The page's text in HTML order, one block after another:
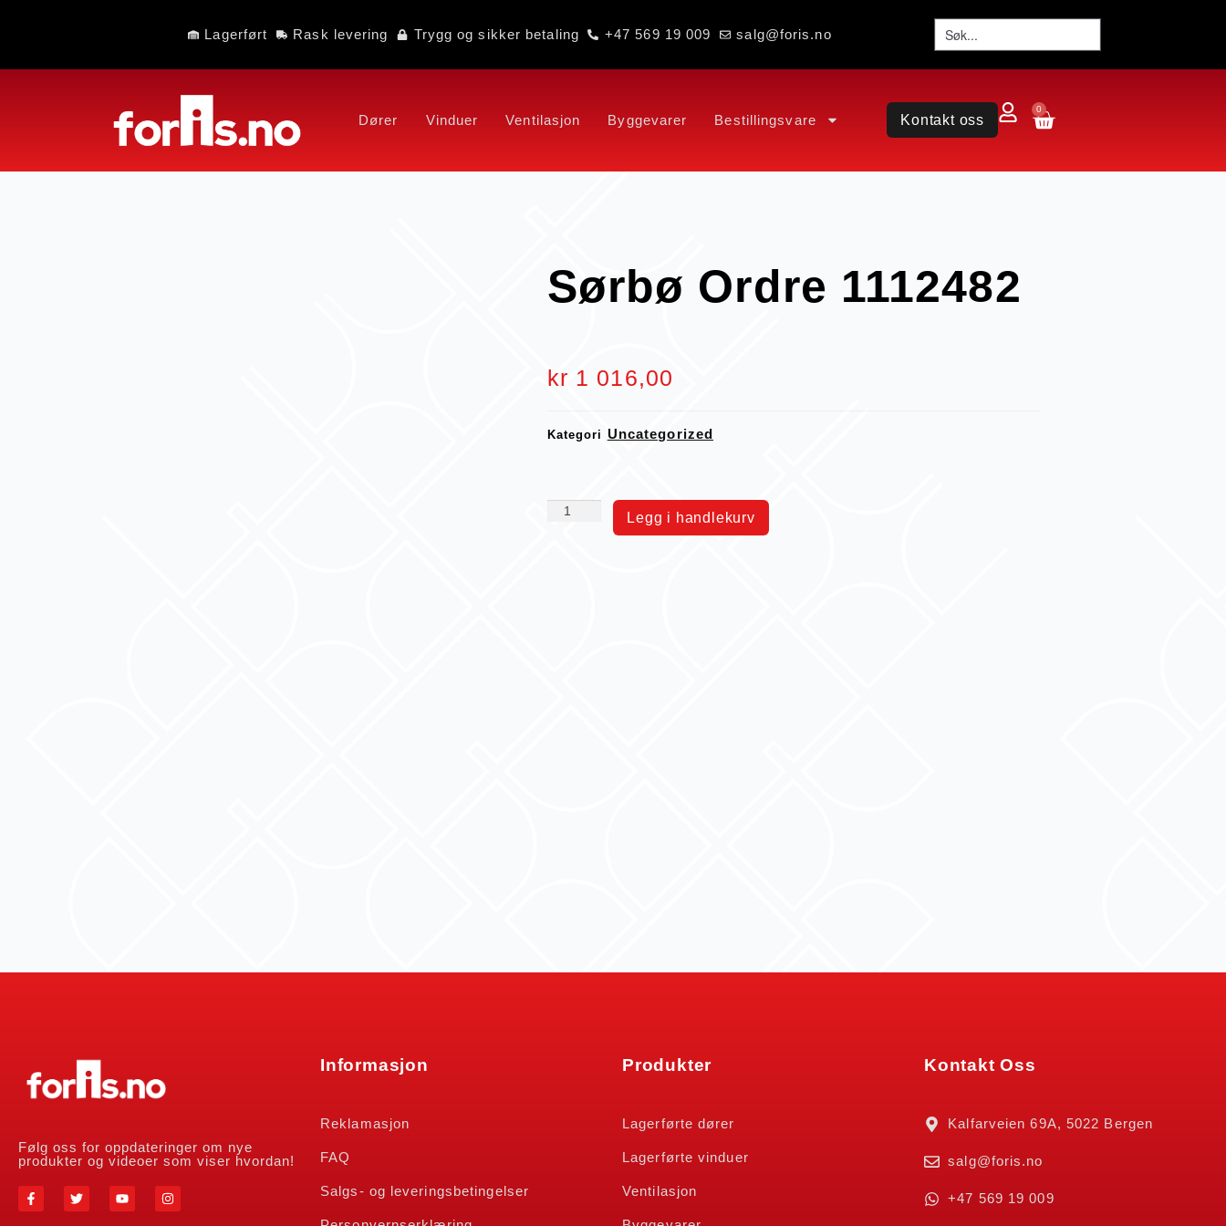
Lagerført Rask levering Trygg og sikker betaling +47 569 19 009 salg@foris.no
Dører Vinduer Ventilasjon Byggevarer Bestillingsvare Kontakt oss
0
Sørbø Ordre 1112482
kr 1 016,00
Kategori Uncategorized
Legg i handlekurv
Følg oss for oppdateringer om nye
produkter og videoer som viser hvordan!
Informasjon
Reklamasjon
FAQ
Salgs- og leveringsbetingelser
Produkter
Lagerførte dører
Lagerførte vinduer
Ventilasjon
Kontakt Oss
Kalfarveien 69A, 5022 Bergen
salg@foris.no
+47 569 19 009